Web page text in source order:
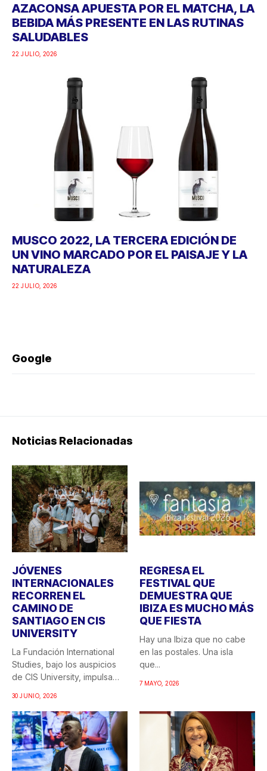
AZACONSA APUESTA POR EL MATCHA, LA
BEBIDA MÁS PRESENTE EN LAS RUTINAS
SALUDABLES
22 JULIO, 2026
MUSCO 2022, LA TERCERA EDICIÓN DE
UN VINO MARCADO POR EL PAISAJE Y LA
NATURALEZA
22 JULIO, 2026
Google
Noticias Relacionadas
JÓVENES
INTERNACIONALES
RECORREN EL
CAMINO DE
SANTIAGO EN CIS
UNIVERSITY
La Fundación International
Studies, bajo los auspicios
de CIS University, impulsa
30 JUNIO, 2026
REGRESA EL
FESTIVAL QUE
DEMUESTRA QUE
IBIZA ES MUCHO MÁS
QUE FIESTA
Hay una Ibiza que no cabe
en las postales. Una isla
que...
7 MAYO, 2026